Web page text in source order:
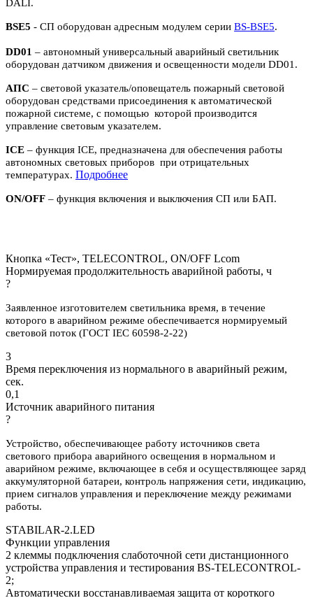
DALI.
BSE5 - СП оборудован адресным модулем серии BS-BSE5.
DD01 – автономный универсальный аварийный светильник
оборудован датчиком движения и освещенности модели DD01.
АПС – световой указатель/оповещатель пожарный световой
оборудован средствами присоединения к автоматической
пожарной системе, с помощью которой производится
управление световым указателем.
ICE – функция ICE, предназначена для обеспечения работы
автономных световых приборов при отрицательных
температурах. Подробнее
ON/OFF – функция включения и выключения СП или БАП.
Кнопка «Тест», TELECONTROL, ON/OFF Lcom
Нормируемая продолжительность аварийной работы, ч
?
Заявленное изготовителем светильника время, в течение
которого в аварийном режиме обеспечивается нормируемый
световой поток (ГОСТ IEC 60598-2-22)
3
Время переключения из нормального в аварийный режим,
сек.
0,1
Источник аварийного питания
?
Устройство, обеспечивающее работу источников света
светового прибора аварийного освещения в нормальном и
аварийном режиме, включающее в себя и осуществляющее заряд
аккумуляторной батареи, контроль напряжения сети, индикацию,
прием сигналов управления и переключение между режимами
работы.
STABILAR-2.LED
Функции управления
2 клеммы подключения слаботочной сети дистанционного
устройства управления и тестирования BS-TELECONTROL-
2;
Автоматически восстанавливаемая защита от короткого